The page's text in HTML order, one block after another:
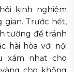
kinh nghiệm
gian. Trước hết,
tường để tránh
hài hòa với nội
xám nhạt cho
cho không